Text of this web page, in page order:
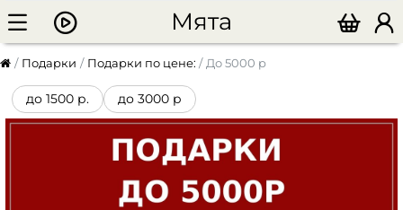
Мята
Подарки Подарки по цене: До 5000 р
до 1500 р. до 3000 р